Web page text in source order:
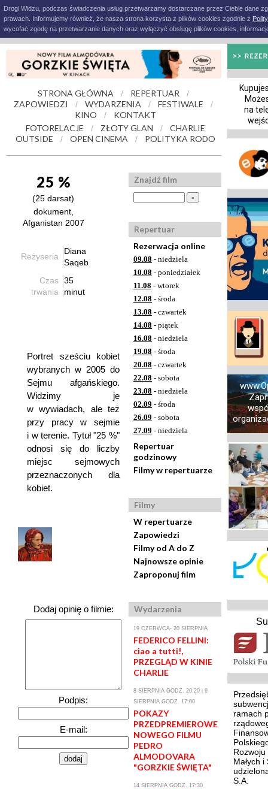
Drogi Widzu, podczas świadczenia usług przetwarzamy dostarczane przez Ciebie dane
prawach. Informujemy również, że nasza strona korzysta z plików cookies zgodnie z
wycofać zgodę na przetwarzanie danych oraz wyłączyć obsługę plików cookies,
STRONA GŁÓWNA / REPERTUAR /
ZAPOWIEDZI / WYDARZENIA / FESTIWALE /
KINO /
KONTAKT
FOTORELACJE
/ ZŁOTY GLAN /
CHARLIE
OUTSIDE
/ OPEN CINEMA / POLITYKA RODO
25 %
(25 darsat)
dokument,
Afganistan 2007
Reżyseria
Diana
Saqeb
Czas
trwania
35
minut
Portret sześciu kobiet
wybranych w 2005 do
Sejmu afgańskiego.
Widzimy je
w wywiadach, ale też
przy pracy w sejmie
i w terenie. Tytuł "25 %"
odnosi się do liczby
miejsc sejmowych
przeznaczonych dla
kobiet.
Dodaj opinię o filmie:
Podpis:
E-mail:
Znajdź film
Repertuar
Rezerwacja online
09.08 - niedziela
10.08 - poniedziałek
11.08 - wtorek
12.08 - środa
13.08 - czwartek
14.08 - piątek
16.08 - niedziela
19.08 - środa
20.08 - czwartek
22.08 - sobota
23.08 - niedziela
02.09 - środa
26.09 - sobota
27.09 - niedziela
Repertuar
godzinowy
Filmy w repertuarze
Filmy
W repertuarze
Zapowiedzi
Filmy od A do Z
Najnowsze opinie
Zaproponuj film
Wydarzenia
19 CZERWCA- 20 SIERPNIA
FEDERICO FELLINI:
ciao a tutti!,
PRZEGLĄD W KINIE
CHARLIE
8 SIERPNIA GODZ. 20:20 i 9
SIERPNIA GODZ. 17:00
POKAZY
PRZEDPREMIEROWE
NOWEGO FILMU
PEDRO
ALMODOVARA
"GORZKIE ŚWIĘTA"
14 SIERPNIA GODZ. 17:30
na
ramach
Małych
S.A.